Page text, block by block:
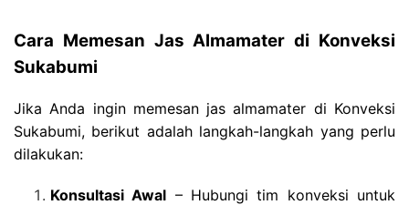
Cara Memesan Jas Almamater di Konveksi
Sukabumi
Jika Anda ingin memesan jas almamater di Konveksi
Sukabumi, berikut adalah langkah-langkah yang perlu
dilakukan:
Konsultasi Awal – Hubungi tim konveksi untuk